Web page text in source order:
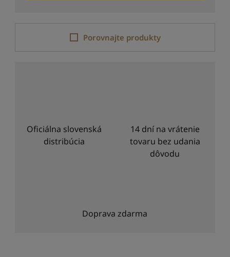
Porovnajte produkty
Oficiálna slovenská
distribúcia
14 dní na vrátenie
tovaru bez udania
dôvodu
Doprava zdarma